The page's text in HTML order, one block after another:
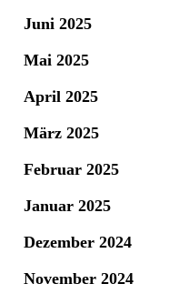
Juni 2025
Mai 2025
April 2025
März 2025
Februar 2025
Januar 2025
Dezember 2024
November 2024